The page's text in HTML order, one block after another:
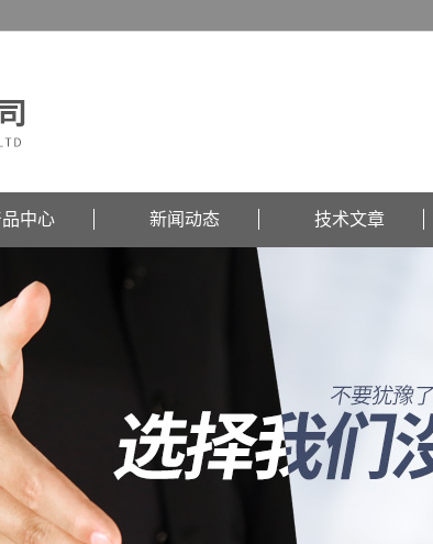
中心 新闻动态 技术文章